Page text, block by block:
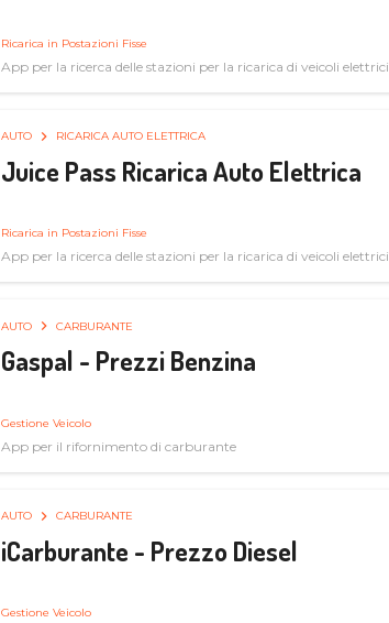
Ricarica in Postazioni Fisse
App per la ricerca delle stazioni per la ricarica di veicoli elettrici
AUTO RICARICA AUTO ELETTRICA
Juice Pass Ricarica Auto Elettrica
Ricarica in Postazioni Fisse
App per la ricerca delle stazioni per la ricarica di veicoli elettrici
AUTO CARBURANTE
Gaspal - Prezzi Benzina
Gestione Veicolo
App per il rifornimento di carburante
AUTO CARBURANTE
iCarburante - Prezzo Diesel
Gestione Veicolo